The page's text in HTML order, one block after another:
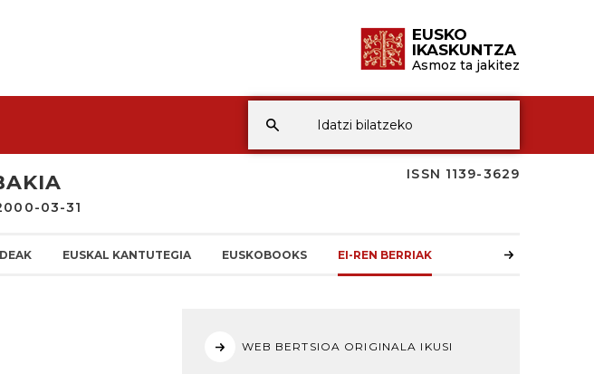
EUSKO
IKASKUNTZA
Asmoz ta jakitez
ISSN 1139-3629
03-31
EUSKAL KANTUTEGIA EUSKOBOOKS EI-REN BERRIAK
WEB BERTSIOA ORIGINALA IKUSI